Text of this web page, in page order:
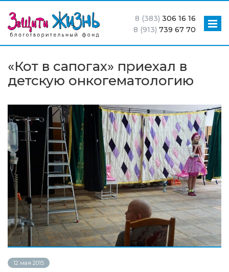
8 (383) 306 16 16
8 (913) 739 67 70
«Кот в сапогах» приехал в
детскую онкогематологию
12 мая 2015